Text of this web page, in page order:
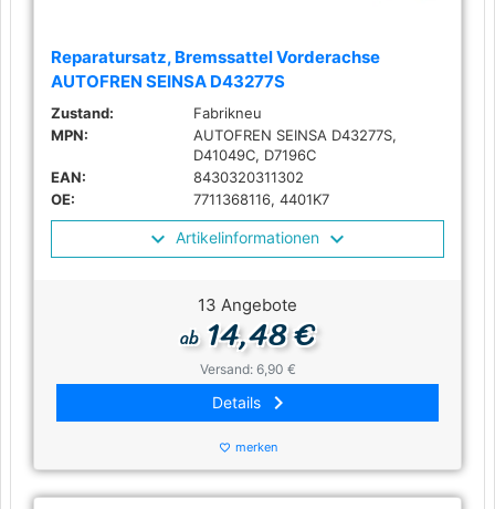
Reparatursatz, Bremssattel Vorderachse
AUTOFREN SEINSA D43277S
Zustand:
Fabrikneu
MPN:
AUTOFREN SEINSA D43277S,
D41049C, D7196C
EAN:
8430320311302
OE:
7711368116, 4401K7
Artikelinformationen
13 Angebote
ab14,48 €
Versand: 6,90 €
Details keyboard_arrow_right
favorite_border merken